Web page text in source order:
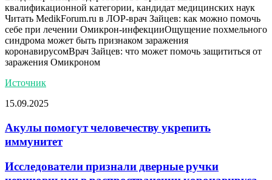
квалификационной категории, кандидат медицинских наук
Читать MedikForum.ru в ЛОР-врач Зайцев: как можно помочь
себе при лечении Омикрон-инфекцииОщущение похмельного
синдрома может быть признаком заражения
коронавирусомВрач Зайцев: что может помочь защититься от
заражения Омикроном
Источник
15.09.2025
Акулы помогут человечеству укрепить
иммунитет
Исследователи признали дверные ручки